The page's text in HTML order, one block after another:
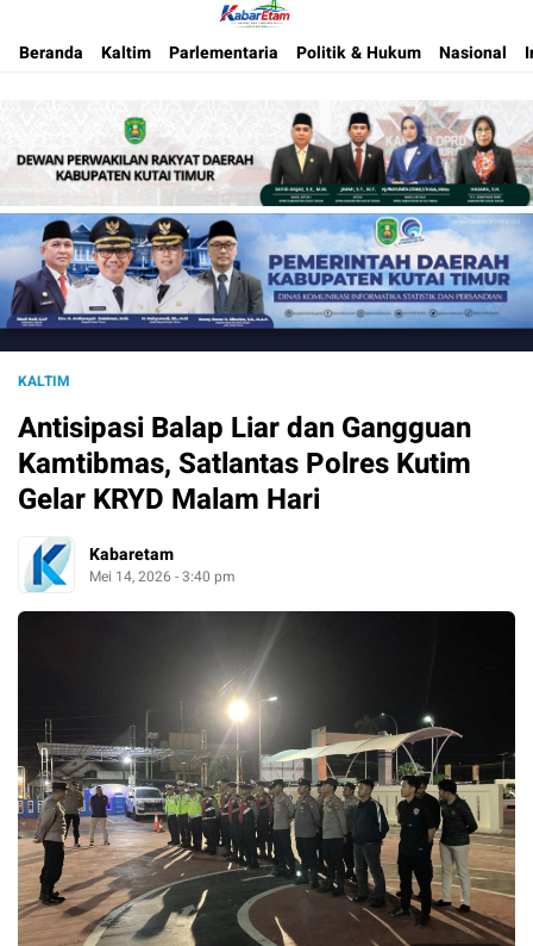
Kabar Etam
Akurat dan Terpercaya
Beranda
Kaltim Parlementaria Politik & Hukum Nasional
KALTIM
Antisipasi Balap Liar dan Gangguan
Kamtibmas, Satlantas Polres Kutim
Gelar KRYD Malam Hari
Kabaretam
Mei 14, 2026 - 3:40 pm